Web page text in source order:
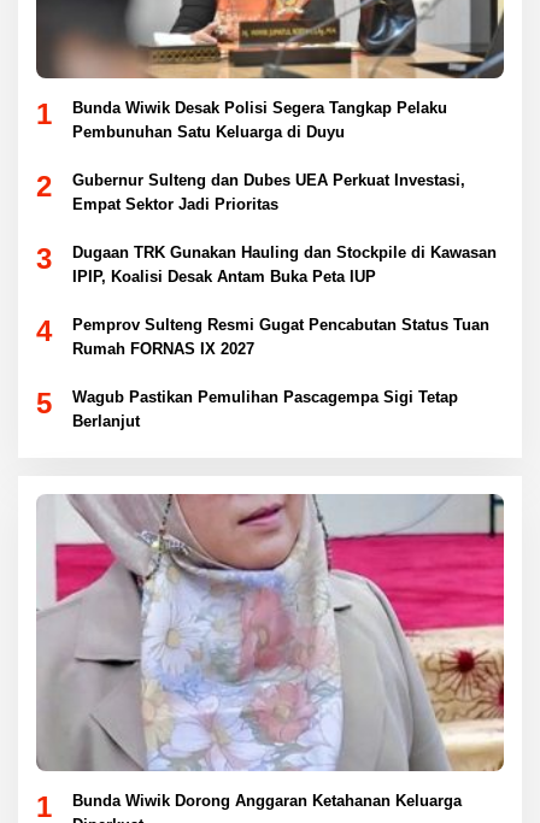
1
Bunda Wiwik Desak Polisi Segera Tangkap Pelaku
Pembunuhan Satu Keluarga di Duyu
2
Gubernur Sulteng dan Dubes UEA Perkuat Investasi,
Empat Sektor Jadi Prioritas
3
Dugaan TRK Gunakan Hauling dan Stockpile di Kawasan
IPIP, Koalisi Desak Antam Buka Peta IUP
4
Pemprov Sulteng Resmi Gugat Pencabutan Status Tuan
Rumah FORNAS IX 2027
5
Wagub Pastikan Pemulihan Pascagempa Sigi Tetap
Berlanjut
1
Bunda Wiwik Dorong Anggaran Ketahanan Keluarga